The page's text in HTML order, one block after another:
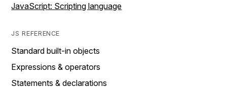
JavaScript: Scripting language
JS REFERENCE
Standard built-in objects
Expressions & operators
Statements & declarations